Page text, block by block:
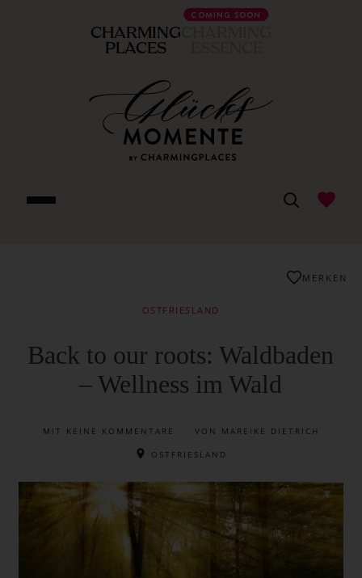
CHARMING
PLACES
COMING SOON
OSTFRIESLAND
Back to our roots: Waldbaden
– Wellness im Wald
MIT KEINE KOMMENTARE VON MAREIKE DIETRICH
OSTFRIESLAND
MERKEN